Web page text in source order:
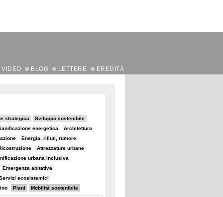
VIDEO BLOG LETTERE EREDITÀ
strategica Sviluppo sostenibile
energetica Architettura
Energia, rifiuti, rumore
Attrezzature urbane
urbana inclusiva
Emergenza abitativa
ecosistemici
Piani Mobilità sostenibile